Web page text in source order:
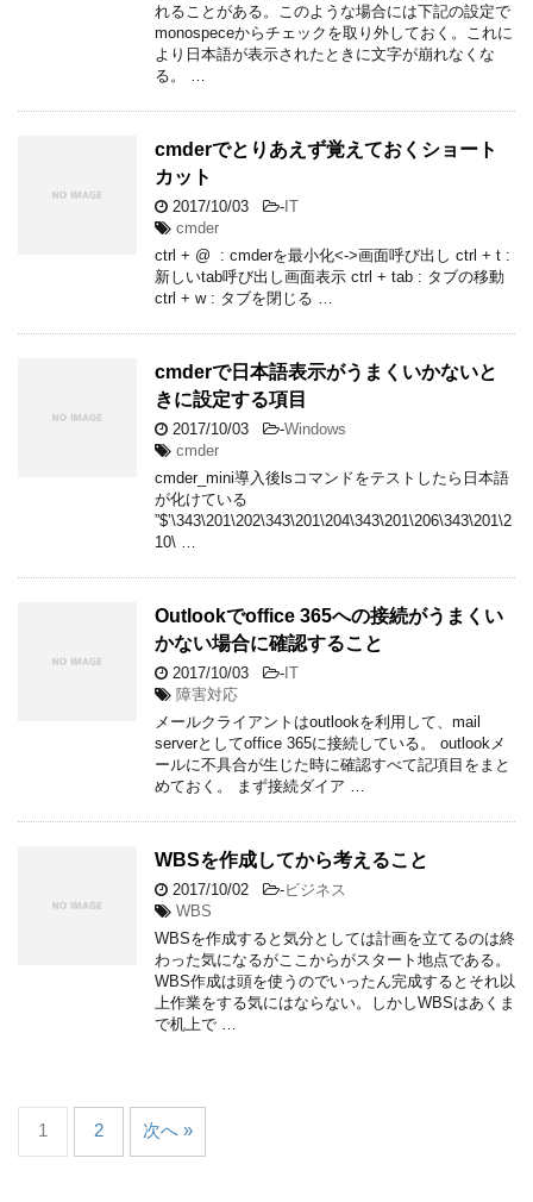
れることがある。このような場合には下記の設定で
monospeceからチェックを取り外しておく。これに
より日本語が表示されたときに文字が崩れなくな
る。 …
cmderでとりあえず覚えておくショート
カット
2017/10/03 -IT
cmder
ctrl + @ : cmderを最小化<->画面呼び出し ctrl + t :
新しいtab呼び出し画面表示 ctrl + tab : タブの移動
ctrl + w : タブを閉じる …
cmderで日本語表示がうまくいかないと
きに設定する項目
2017/10/03 -Windows
cmder
cmder_mini導入後lsコマンドをテストしたら日本語
が化けている
”$’\343\201\202\343\201\204\343\201\206\343\201\2
10\ …
Outlookでoffice 365への接続がうまくい
かない場合に確認すること
2017/10/03 -IT
障害対応
メールクライアントはoutlookを利用して、mail
serverとしてoffice 365に接続している。 outlookメ
ールに不具合が生じた時に確認すべて記項目をまと
めておく。 まず接続ダイア …
WBSを作成してから考えること
2017/10/02 -ビジネス
WBS
WBSを作成すると気分としては計画を立てるのは終
わった気になるがここからがスタート地点である。
WBS作成は頭を使うのでいったん完成するとそれ以
上作業をする気にはならない。しかしWBSはあくま
で机上で …
1 2 次へ »